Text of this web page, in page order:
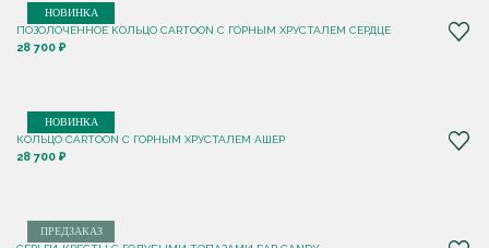
НОВИНКА
ПОЗОЛОЧЕННОЕ КОЛЬЦО CARTOON C ГОРНЫМ ХРУСТАЛЕМ СЕРДЦЕ
28 700 ₽
НОВИНКА
КОЛЬЦО CARTOON C ГОРНЫМ ХРУСТАЛЕМ АШЕР
28 700 ₽
ПРЕДЗАКАЗ